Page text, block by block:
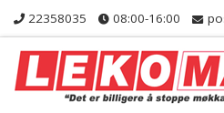
Skip to content
22358035 08:00-16:00